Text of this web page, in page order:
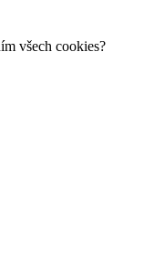
všech cookies?